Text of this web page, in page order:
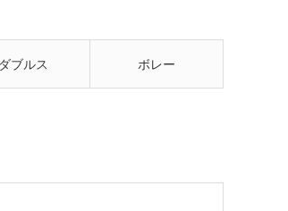
ダブルス ボレー